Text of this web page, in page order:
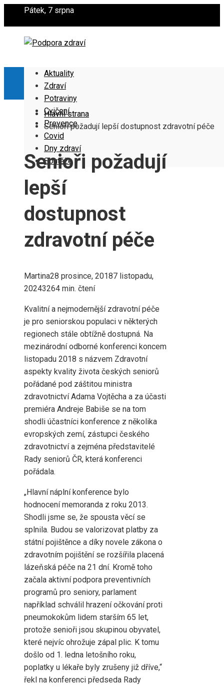
Pátek, 7 srpna
Aktuality
Zdraví
Potraviny
Cvičení
Prevence
Covid
Dny zdraví
Soutěže
Hlavní strana
Senioři požadují lepší dostupnost zdravotní péče
Senioři požadují
lepší
dostupnost
zdravotní péče
Martina28 prosince, 20187 listopadu,
20243264 min. čtení
Kvalitní a nejmodernější zdravotní péče
je pro seniorskou populaci v některých
regionech stále obtížně dostupná. Na
mezinárodní odborné konferenci koncem
listopadu 2018 s názvem Zdravotní
aspekty kvality života českých seniorů
pořádané pod záštitou ministra
zdravotnictví Adama Vojtěcha a za účasti
premiéra Andreje Babiše se na tom
shodli účastníci konference z několika
evropských zemí, zástupci českého
zdravotnictví a zejména představitelé
Rady seniorů ČR, která konferenci
pořádala.
„Hlavní náplní konference bylo
hodnocení memoranda z roku 2013.
Shodli jsme se, že spousta věcí se
splnila. Budou se valorizovat platby za
státní pojištěnce a díky novele zákona o
zdravotním pojištění se rozšířila placená
lázeňská péče na 21 dní. Kromě toho
začala aktivní podpora preventivních
programů pro seniory, parlament
například schválil hrazení očkování proti
pneumokokům lidem starším 65 let,
protože senioři jsou skupinou obyvatel,
které nejvíc ohrožuje zápal plic. K tomu
došlo od 1. ledna letošního roku,
poplatky u lékaře byly zrušeny již dříve,“
řekl na konferenci předseda Rady